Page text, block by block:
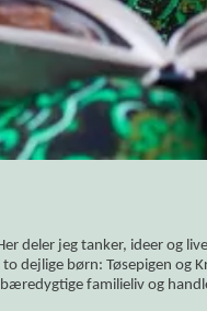
deler jeg tanker, ideer og
dejlige børn: Tøsepigen og
familieliv og